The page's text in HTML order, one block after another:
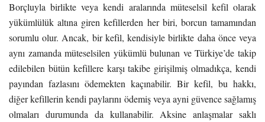
Borçluyla birlikte veya kendi aralarında müteselsil kefil olarak
yükümlülük altına giren kefillerden her biri, borcun tamamından
sorumlu olur. Ancak, bir kefil, kendisiyle birlikte daha önce veya
aynı zamanda müteselsilen yükümlü bulunan ve Türkiye’de takip
edilebilen bütün kefillere karşı takibe girişilmiş olmadıkça, kendi
payından fazlasını ödemekten kaçınabilir. Bir kefil, bu hakkı,
diğer kefillerin kendi paylarını ödemiş veya ayni güvence sağlamış
olmaları durumunda da kullanabilir. Aksine anlaşmalar saklı